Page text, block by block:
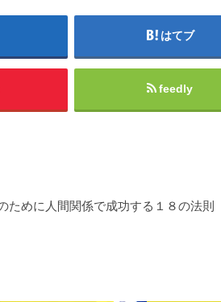
はてブ
feedly
ために人間関係で成功する１８の法則